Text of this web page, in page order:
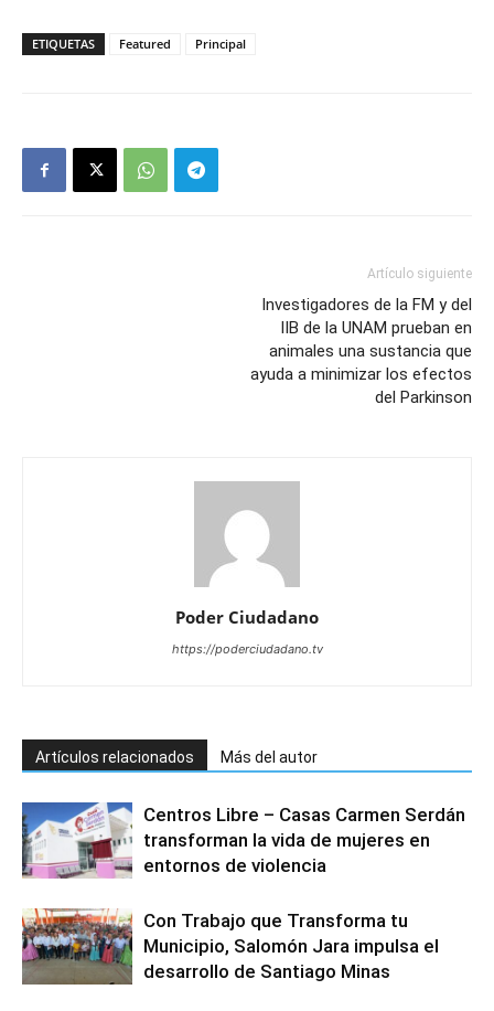
ETIQUETAS Featured Principal
Artículo siguiente
Investigadores de la FM y del
IIB de la UNAM prueban en
animales una sustancia que
ayuda a minimizar los efectos
del Parkinson
Poder Ciudadano
https://poderciudadano.tv
Artículos relacionados Más del autor
Centros Libre – Casas Carmen Serdán
transforman la vida de mujeres en
entornos de violencia
Con Trabajo que Transforma tu
Municipio, Salomón Jara impulsa el
desarrollo de Santiago Minas